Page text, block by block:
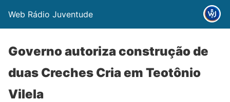
Web Rádio Juventude
Governo autoriza construção de
duas Creches Cria em Teotônio
Vilela